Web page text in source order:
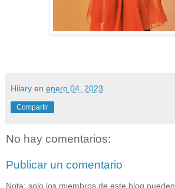
Hilary en enero 04, 2023
Compartir
No hay comentarios:
Publicar un comentario
Nota: solo los miembros de este blog pueden